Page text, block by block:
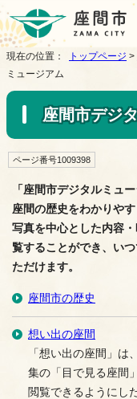
現在の位置： トップページ >
ミュージアム
座間市デジ
ページ番号1009398
「座間市デジタルミュ
座間の歴史をわかりや
写真を中心とした内容
覧することができ、い
ただけます。
座間市の歴史
想い出の座間
「想い出の座間」
集の「目で見る座間
閲覧できるようにし